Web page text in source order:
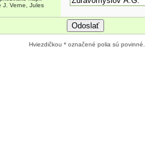
J. Verne, Jules
Odoslať
Hviezdičkou * označené polia sú povinné.